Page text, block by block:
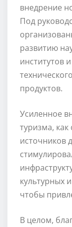
внедрение
Под
развитию
институтов
продуктов.
Усиленное
туризма,
источников
культурных
чтобы
В целом,